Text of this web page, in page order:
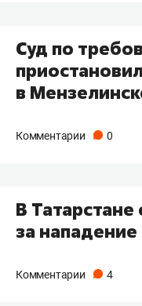
Суд по
в
Комментарии 0
В
за
Комментарии 4